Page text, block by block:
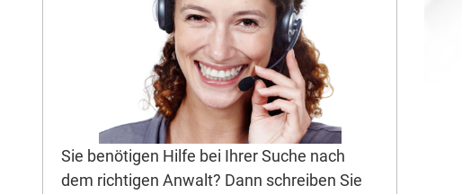
Sie benötigen Hilfe bei Ihrer Suche nach
dem richtigen Anwalt? Dann schreiben Sie